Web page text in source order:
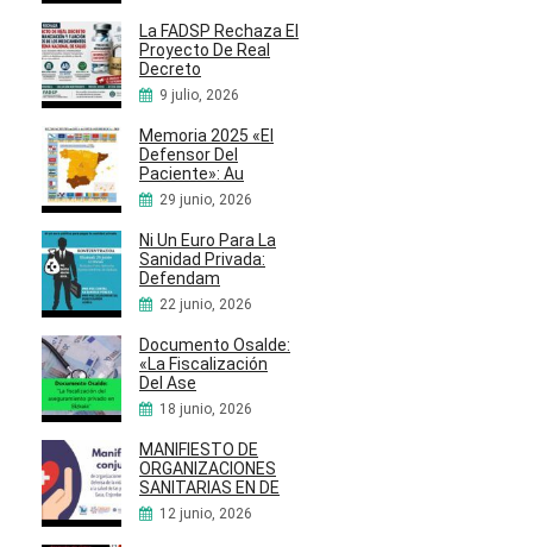
La FADSP Rechaza El
Proyecto De Real
Decreto
9 julio, 2026
Memoria 2025 «El
Defensor Del
Paciente»: Au
29 junio, 2026
Ni Un Euro Para La
Sanidad Privada:
Defendam
22 junio, 2026
Documento Osalde:
«La Fiscalización
Del Ase
18 junio, 2026
MANIFIESTO DE
ORGANIZACIONES
SANITARIAS EN DE
12 junio, 2026